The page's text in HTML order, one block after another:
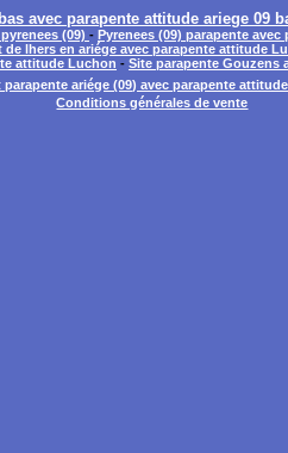
avec parapente attitude ariege 09
(09) - Pyrenees (09) parapente
de lhers en ariége avec parapente attitude
attitude Luchon - Site parapente Gouzens
parapente ariége (09) avec parapente
Conditions générales de vente